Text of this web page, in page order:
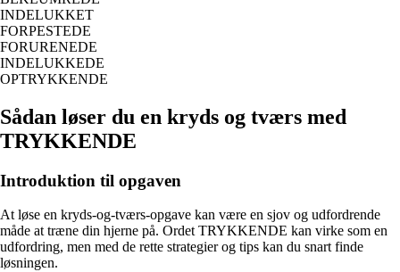
INDELUKKET
FORPESTEDE
FORURENEDE
INDELUKKEDE
OPTRYKKENDE
Sådan løser du en kryds og tværs med
TRYKKENDE
Introduktion til opgaven
At løse en kryds-og-tværs-opgave kan være en sjov og udfordrende
måde at træne din hjerne på. Ordet TRYKKENDE kan virke som en
udfordring, men med de rette strategier og tips kan du snart finde
løsningen.